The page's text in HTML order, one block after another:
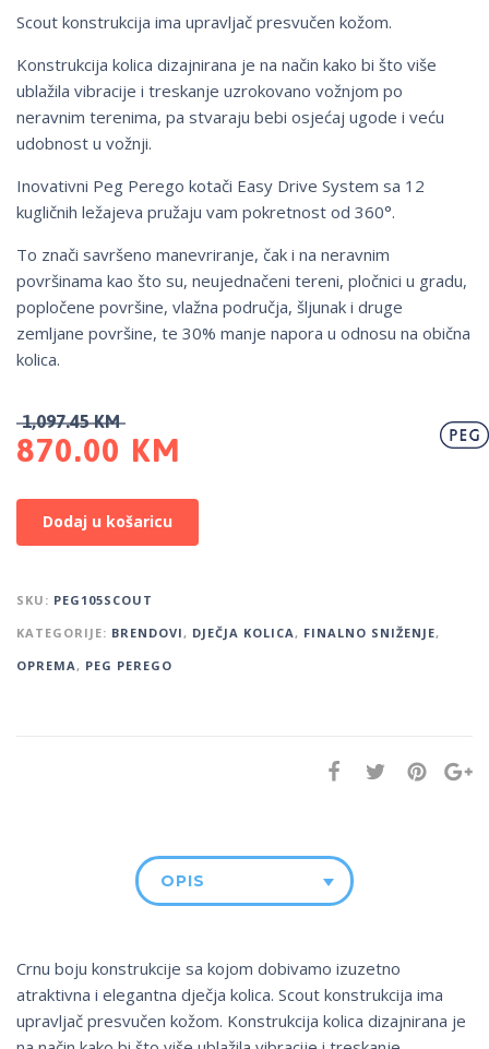
Scout konstrukcija ima upravljač presvučen kožom.
Konstrukcija kolica dizajnirana je na način kako bi što više
ublažila vibracije i treskanje uzrokovano vožnjom po
neravnim terenima, pa stvaraju bebi osjećaj ugode i veću
udobnost u vožnji.
Inovativni Peg Perego kotači Easy Drive System sa 12
kugličnih ležajeva pružaju vam pokretnost od 360°.
To znači savršeno manevriranje, čak i na neravnim
površinama kao što su, neujednačeni tereni, pločnici u gradu,
popločene površine, vlažna područja, šljunak i druge
zemljane površine, te 30% manje napora u odnosu na obična
kolica.
1,097.45KM
870.00 KM
Dodaj u košaricu
SKU: PEG105SCOUT
KATEGORIJE: BRENDOVI, DJEČJA KOLICA, FINALNO SNIŽENJE,
OPREMA, PEG PEREGO
OPIS
Crnu boju konstrukcije sa kojom dobivamo izuzetno
atraktivna i elegantna dječja kolica. Scout konstrukcija ima
upravljač presvučen kožom. Konstrukcija kolica dizajnirana je